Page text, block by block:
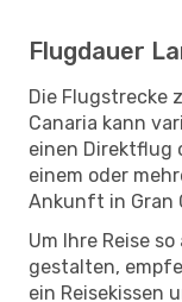
Flugdauer
Die Flugstrecke
Canaria kann
einen Direktflug
einem oder
Ankunft in Gran
Um Ihre Reise
gestalten,
ein Reisekissen